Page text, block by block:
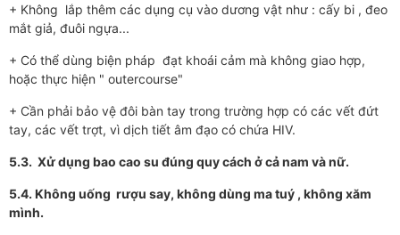
+ Không lắp thêm các dụng cụ vào d­ương vật như : cấy bi , đeo
mắt giả, đuôi ngựa...
+ Có thể dùng biện pháp đạt khoái cảm mà không giao hợp,
hoặc thực hiện " outercourse"
+ Cần phải bảo vệ đôi bàn tay trong trư­ờng hợp có các vết đứt
tay, các vết trợt, vì dịch tiết âm đạo có chứa HIV.
5.3. Xử dụng bao cao su đúng quy cách ở cả nam và nữ.
5.4. Không uống rư­ợu say, không dùng ma tuý , không xăm
mình.